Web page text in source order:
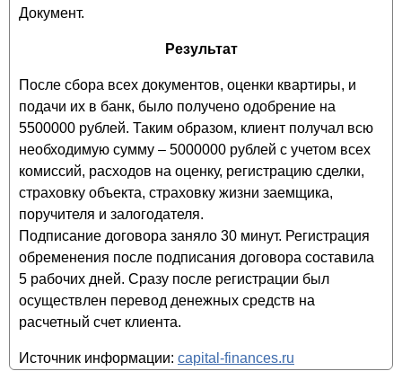
Документ.
Результат
После сбора всех документов, оценки квартиры, и
подачи их в банк, было получено одобрение на
5500000 рублей. Таким образом, клиент получал всю
необходимую сумму – 5000000 рублей с учетом всех
комиссий, расходов на оценку, регистрацию сделки,
страховку объекта, страховку жизни заемщика,
поручителя и залогодателя.
Подписание договора заняло 30 минут. Регистрация
обременения после подписания договора составила
5 рабочих дней. Сразу после регистрации был
осуществлен перевод денежных средств на
расчетный счет клиента.
Источник информации: capital-finances.ru